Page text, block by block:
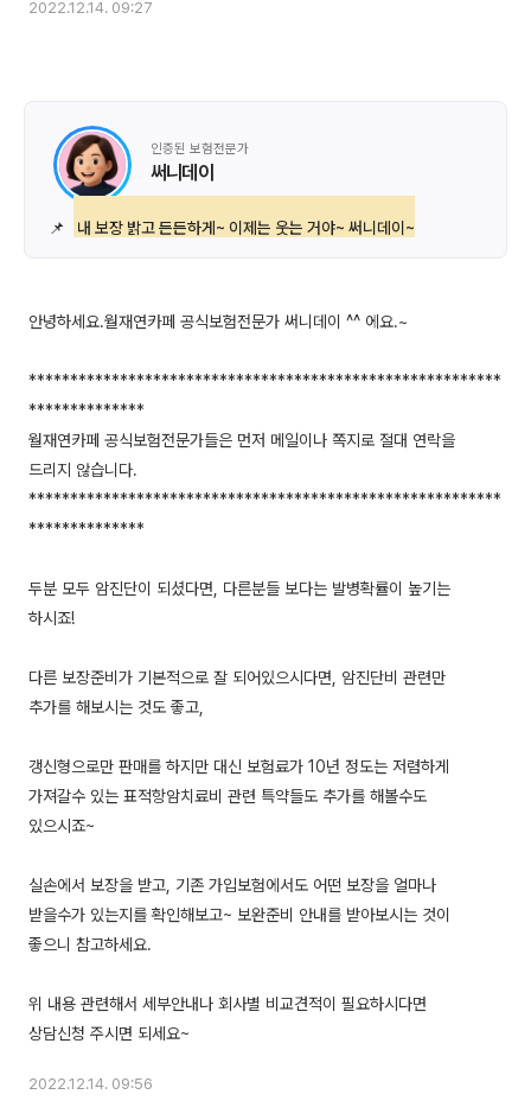
2022.12.14. 09:27
인증된 보험전문가
써니데이
📌 내 보장 밝고 든든하게~ 이제는 웃는 거야~ 써니데이~
안녕하세요.월재연카페 공식보험전문가 써니데이 ^^ 에요.~
*********************************************************
**************
월재연카페 공식보험전문가들은 먼저 메일이나 쪽지로 절대 연락을
드리지 않습니다.
*********************************************************
**************
두분 모두 암진단이 되셨다면, 다른분들 보다는 발병확률이 높기는
하시죠!
다른 보장준비가 기본적으로 잘 되어있으시다면, 암진단비 관련만
추가를 해보시는 것도 좋고,
갱신형으로만 판매를 하지만 대신 보험료가 10년 정도는 저렴하게
가져갈수 있는 표적항암치료비 관련 특약들도 추가를 해볼수도
있으시죠~
실손에서 보장을 받고, 기존 가입보험에서도 어떤 보장을 얼마나
받을수가 있는지를 확인해보고~ 보완준비 안내를 받아보시는 것이
좋으니 참고하세요.
위 내용 관련해서 세부안내나 회사별 비교견적이 필요하시다면
2022.12.14. 09:56